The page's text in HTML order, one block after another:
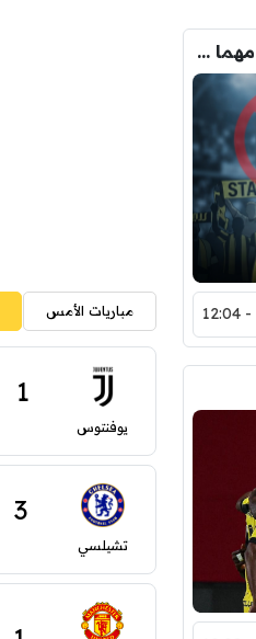
مطالبات بالإبقاء على ديابي في الاتحاد مهما كان الثمن !
مباريات الأمس
يوفنتوس
1
تشيلسي
3